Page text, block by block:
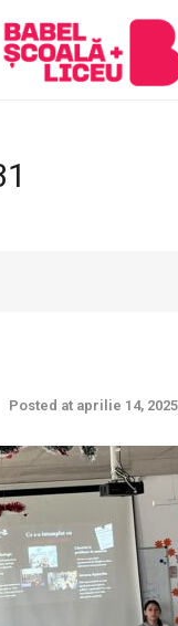
Posted at aprilie 14, 2025